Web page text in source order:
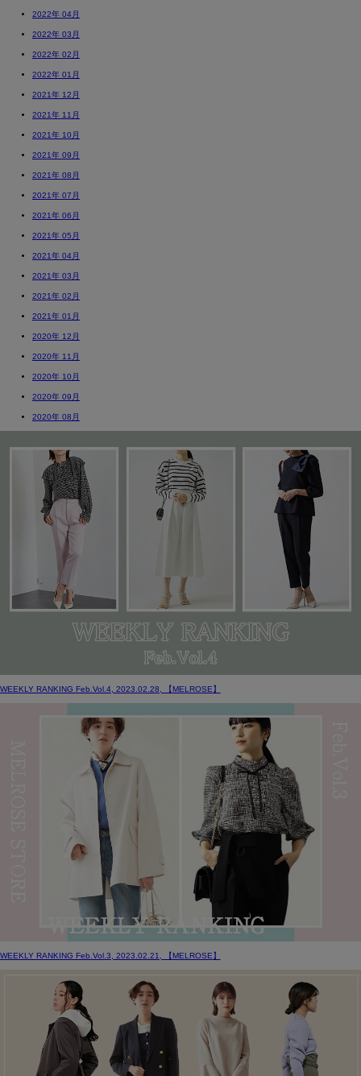
2022年 04月
2022年 03月
2022年 02月
2022年 01月
2021年 12月
2021年 11月
2021年 10月
2021年 09月
2021年 08月
2021年 07月
2021年 06月
2021年 05月
2021年 04月
2021年 03月
2021年 02月
2021年 01月
2020年 12月
2020年 11月
2020年 10月
2020年 09月
2020年 08月
WEEKLY RANKING Feb.Vol.4, 2023.02.28, 【MELROSE】
WEEKLY RANKING Feb.Vol.3, 2023.02.21, 【 MELROSE 】